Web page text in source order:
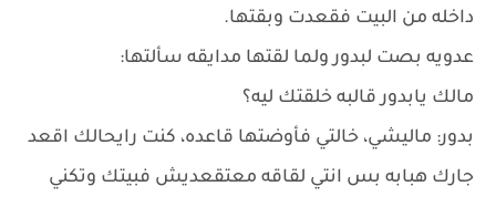
داخله من البيت فقعدت وبقتها.
عدويه بصت لبدور ولما لقتها مدايقه سألتها:
مالك يابدور قالبه خلقتك ليه؟
بدور: ماليشي، خالتي فأوضتها قاعده، كنت رايحالك اقعد
جارك هبابه بس انتي لقاقه معتقعديش فبيتك وتكني